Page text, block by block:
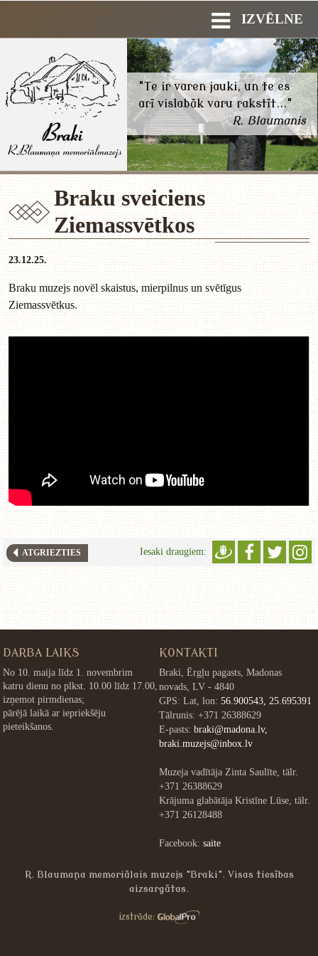
IZVĒLNE
"Te ir varen jauki, un te es
arī vislabāk varu rakstīt..."
R. Blaumanis
Braku sveiciens
Ziemassvētkos
23.12.25.
Braku muzejs novēl skaistus, mierpilnus un svētīgus
Ziemassvētkus.
ATGRIEZTIES Iesaki draugiem:
DARBA LAIKS
No 10. maija līdz 1. novembrim
katru dienu no plkst. 10.00 līdz 17.00,
izņemot pirmdienas;
pārējā laikā ar iepriekšēju
pieteikšanos.
KONTAKTI
Braki, Ērgļu pagasts, Madonas
novads, LV - 4840
GPS: Lat, lon: 56.900543, 25.695391
Tālrunis: +371 26388629
E-pasts: braki@madona.lv,
braki.muzejs@inbox.lv
Muzeja vadītāja Zinta Saulīte, tālr.
+371 26388629
Krājuma glabātāja Kristīne Lūse, tālr.
+371 26128488
Facebook: saite
R. Blaumaņa memoriālais muzejs "Braki". Visas tiesības
aizsargātas.
izstrāde: